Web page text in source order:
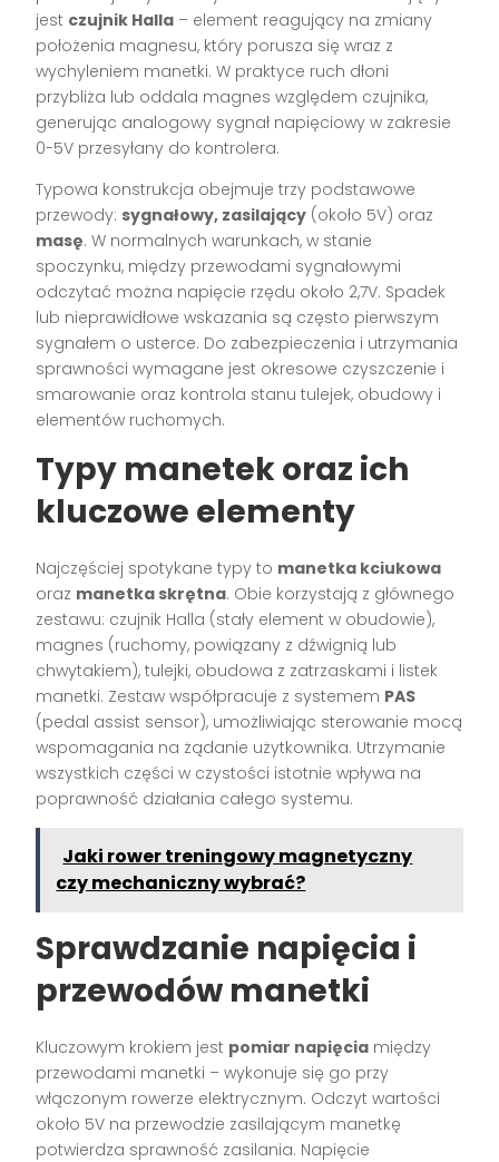
jest czujnik Halla – element reagujący na zmiany
położenia magnesu, który porusza się wraz z
wychyleniem manetki. W praktyce ruch dłoni
przybliża lub oddala magnes względem czujnika,
generując analogowy sygnał napięciowy w zakresie
0-5V przesyłany do kontrolera.
Typowa konstrukcja obejmuje trzy podstawowe
przewody: sygnałowy, zasilający (około 5V) oraz
masę. W normalnych warunkach, w stanie
spoczynku, między przewodami sygnałowymi
odczytać można napięcie rzędu około 2,7V. Spadek
lub nieprawidłowe wskazania są często pierwszym
sygnałem o usterce. Do zabezpieczenia i utrzymania
sprawności wymagane jest okresowe czyszczenie i
smarowanie oraz kontrola stanu tulejek, obudowy i
elementów ruchomych.
Typy manetek oraz ich
kluczowe elementy
Najczęściej spotykane typy to manetka kciukowa
oraz manetka skrętna. Obie korzystają z głównego
zestawu: czujnik Halla (stały element w obudowie),
magnes (ruchomy, powiązany z dźwignią lub
chwytakiem), tulejki, obudowa z zatrzaskami i listek
manetki. Zestaw współpracuje z systemem PAS
(pedal assist sensor), umożliwiając sterowanie mocą
wspomagania na żądanie użytkownika. Utrzymanie
wszystkich części w czystości istotnie wpływa na
poprawność działania całego systemu.
Jaki rower treningowy magnetyczny
czy mechaniczny wybrać?
Sprawdzanie napięcia i
przewodów manetki
Kluczowym krokiem jest pomiar napięcia między
przewodami manetki – wykonuje się go przy
włączonym rowerze elektrycznym. Odczyt wartości
około 5V na przewodzie zasilającym manetkę
potwierdza sprawność zasilania. Napięcie